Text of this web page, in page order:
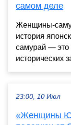
самом деле
Женщины-
история
самурай — это
исторических
23:00, 10 Июл
«Женщины